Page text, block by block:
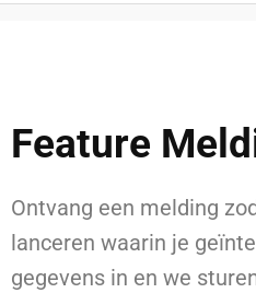
Feature
Ontvang een melding
lanceren waarin je
gegevens in en we